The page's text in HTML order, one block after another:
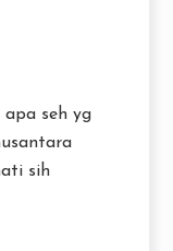
seh yg
sih